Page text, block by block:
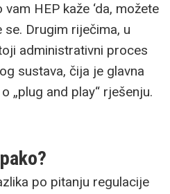
HEP kaže ‘da, možete
se. Drugim riječima, u
administrativni proces
sustava, čija je glavna
„plug and play“ rješenju.
po pitanju regulacije